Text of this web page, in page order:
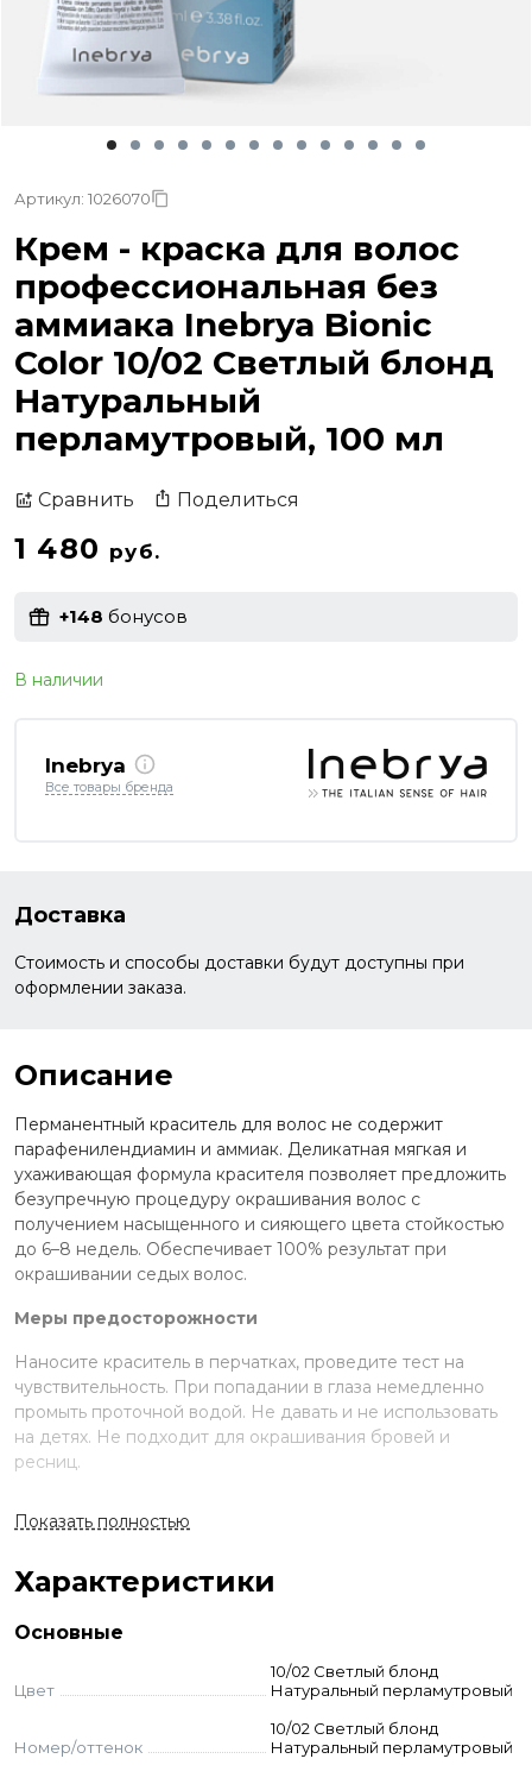
Артикул: 1026070
Крем - краска для волос
профессиональная без
аммиака Inebrya Bionic
Color 10/02 Светлый блонд
Натуральный
перламутровый, 100 мл
Сравнить Поделиться
1 480 руб.
+148 бонусов
В наличии
Inebrya
Все товары бренда
Доставка
Стоимость и способы доставки будут доступны при
оформлении заказа.
Описание
Перманентный краситель для волос не содержит
парафенилендиамин и аммиак. Деликатная мягкая и
ухаживающая формула красителя позволяет предложить
безупречную процедуру окрашивания волос с
получением насыщенного и сияющего цвета стойкостью
до 6–8 недель. Обеспечивает 100% результат при
окрашивании седых волос.
Меры предосторожности
Наносите краситель в перчатках, проведите тест на
чувствительность. При попадании в глаза немедленно
промыть проточной водой. Не давать и не использовать
на детях. Не подходит для окрашивания бровей и
ресниц.
Нанесите на волосы, выдержите указанное время.
Смойте с шампунем и кондиционером для окрашенных
волос.
(пропорция 1:1,5). Время выдержки 35-40 мин.
Тонирование:краситель + оксид 1,05% (1:2). Выдержка 5-
Суперосветление:краситель + оксид 9–12% (пропорция
Показать полностью
Характеристики
Основные
Цвет
10/02 Светлый блонд
Натуральный перламутровый
Номер/оттенок
10/02 Светлый блонд
Натуральный перламутровый